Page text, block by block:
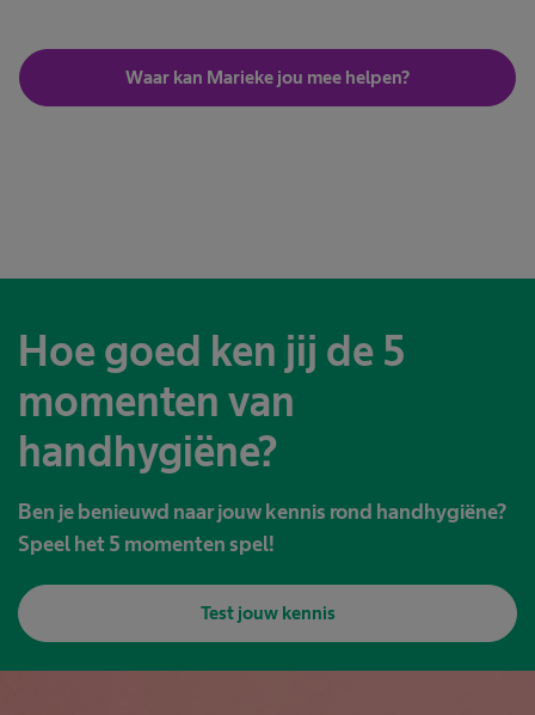
Waar kan Marieke jou mee helpen?
Hoe goed ken jij de 5
momenten van
handhygiëne?
Ben je benieuwd naar jouw kennis rond handhygiëne?
Speel het 5 momenten spel!
Test jouw kennis